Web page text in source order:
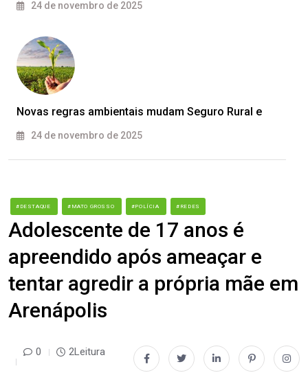
24 de novembro de 2025
Novas regras ambientais mudam Seguro Rural e
24 de novembro de 2025
#DESTAQUE #MATO GROSSO #POLÍCIA #REDES
Adolescente de 17 anos é
apreendido após ameaçar e
tentar agredir a própria mãe em
Arenápolis
0 2Leitura